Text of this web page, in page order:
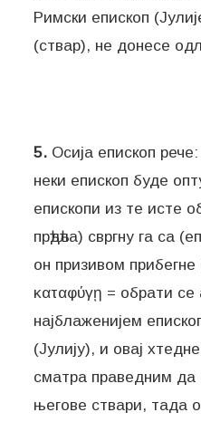
Римски епископ
(ствар), не донесе
5. Осија епископ
неки епископ буде
епископи из те исте
прѣдѣла) свргну га са
он призивом прибегне
καταφύγῃ = обрати се
најблаженијем
(Јулију), и овај
сматра праведним
његове ствари, тада